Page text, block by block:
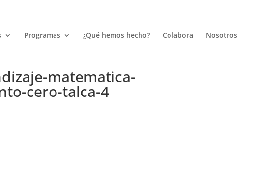
Programas ¿Qué hemos hecho? Colabora Nosotros
matematica-
cero-talca-4